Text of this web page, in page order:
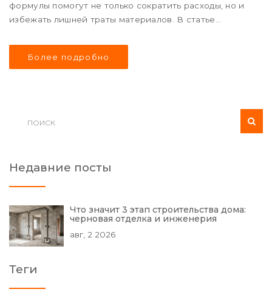
формулы помогут не только сократить расходы, но и
избежать лишней траты материалов. В статье
объема на практике, с учетом особенностей
применяемых конструкций. Обеспечение нужной
Более подробно
Недавние посты
Что значит 3 этап строительства дома:
черновая отделка и инженерия
авг, 2 2026
Теги